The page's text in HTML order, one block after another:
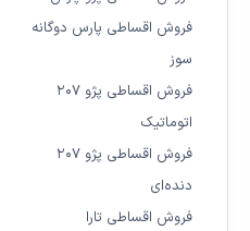
فروش اقساطی پارس دوگانه
سوز
فروش اقساطی پژو ۲۰۷
اتوماتیک
فروش اقساطی پژو ۲۰۷
دنده‌ای
فروش اقساطی تارا